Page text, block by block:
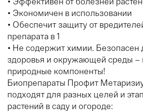
• Экономичен в использовании
• Обеспечит защиту от
препарата в 1
• Не содержит химии. Безопасен
здоровья и окружающей среды –
природные компоненты!
Биопрепараты Профит
подходят для разных целей и
растений в саду и огороде: